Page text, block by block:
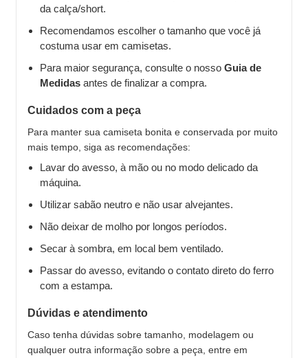
da calça/short.
Recomendamos escolher o tamanho que você já
costuma usar em camisetas.
Para maior segurança, consulte o nosso Guia de
Medidas antes de finalizar a compra.
Cuidados com a peça
Para manter sua camiseta bonita e conservada por muito
mais tempo, siga as recomendações:
Lavar do avesso, à mão ou no modo delicado da
máquina.
Utilizar sabão neutro e não usar alvejantes.
Não deixar de molho por longos períodos.
Secar à sombra, em local bem ventilado.
Passar do avesso, evitando o contato direto do ferro
com a estampa.
Dúvidas e atendimento
Caso tenha dúvidas sobre tamanho, modelagem ou
qualquer outra informação sobre a peça, entre em